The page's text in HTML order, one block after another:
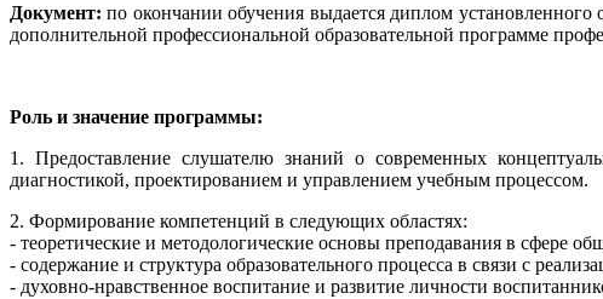
Документ: по окончании обучения выдается диплом
дополнительной профессиональной образовательной программе
Роль и значение программы:
1. Предоставление слушателю знаний о современных
диагностикой, проектированием и управлением учебным процессом.
2. Формирование компетенций в следующих областях:
- теоретические и методологические основы преподавания в сфере
- содержание и структура образовательного процесса в связи с
- духовно-нравственное воспитание и развитие личности